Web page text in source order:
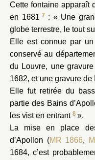
Cette fontaine apparaît
en 1681 7 : « Une
globe terrestre, le tout
Elle est connue par
conservé au
du Louvre, une
1682, et une gravure de
Elle fut retirée du
partie des Bains
les vist en entrant 8».
La mise en place
d’Apollon (MR 1866,
1684, c’est